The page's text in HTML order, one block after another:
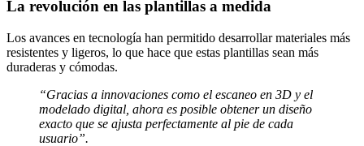
La revolución en las plantillas a medida
Los avances en tecnología han permitido desarrollar materiales más
resistentes y ligeros, lo que hace que estas plantillas sean más
duraderas y cómodas.
“Gracias a innovaciones como el escaneo en 3D y el
modelado digital, ahora es posible obtener un diseño
exacto que se ajusta perfectamente al pie de cada
usuario”.